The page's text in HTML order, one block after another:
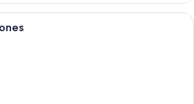
Una habitación de hotel con una